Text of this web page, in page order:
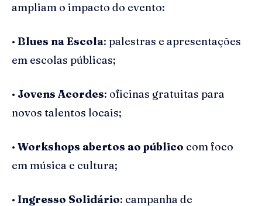
ampliam o impacto do evento:
• Blues na Escola: palestras e apresentações
em escolas públicas;
• Jovens Acordes: oficinas gratuitas para
novos talentos locais;
• Workshops abertos ao público com foco
em música e cultura;
• Ingresso Solidário: campanha de